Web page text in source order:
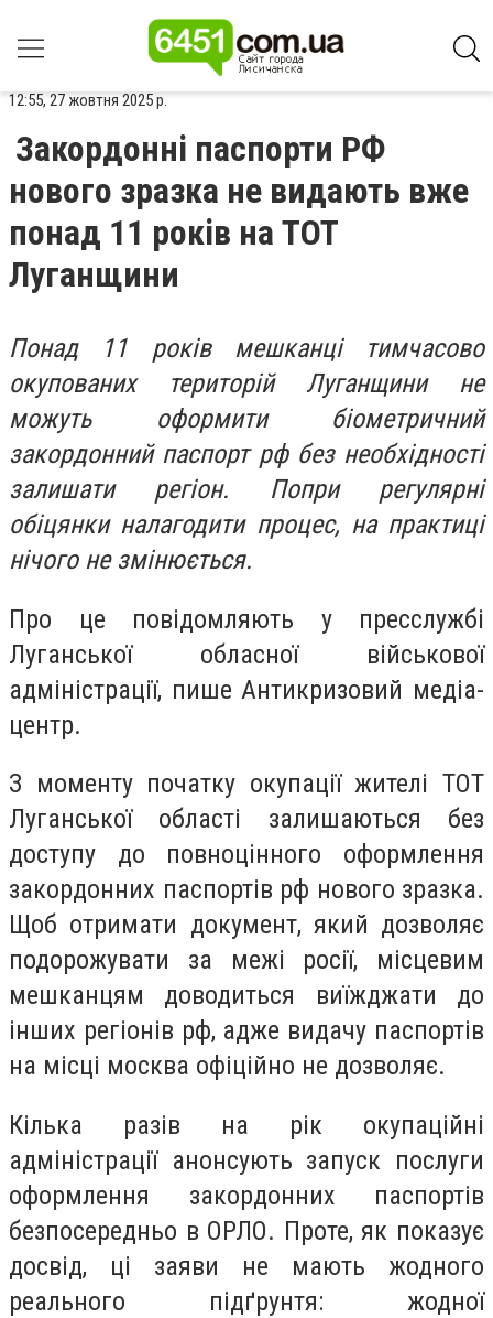
12:55, 27 жовтня 2025 р.
Закордонні паспорти РФ
нового зразка не видають вже
понад 11 років на ТОТ
Луганщини
Понад 11 років мешканці тимчасово
окупованих територій Луганщини не
можуть оформити біометричний
закордонний паспорт рф без необхідності
залишати регіон. Попри регулярні
обіцянки налагодити процес, на практиці
нічого не змінюється.
Про це повідомляють у пресслужбі
Луганської обласної військової
адміністрації, пише Антикризовий медіа-
центр.
З моменту початку окупації жителі ТОТ
Луганської області залишаються без
доступу до повноцінного оформлення
закордонних паспортів рф нового зразка.
Щоб отримати документ, який дозволяє
подорожувати за межі росії, місцевим
мешканцям доводиться виїжджати до
інших регіонів рф, адже видачу паспортів
на місці москва офіційно не дозволяє.
Кілька разів на рік окупаційні
адміністрації анонсують запуск послуги
оформлення закордонних паспортів
безпосередньо в ОРЛО. Проте, як показує
досвід, ці заяви не мають жодного
реального підґрунтя: жодної